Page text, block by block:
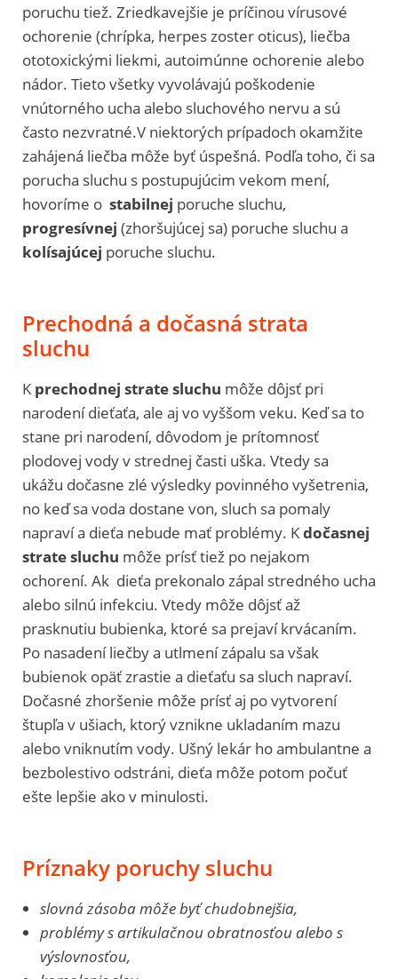
poruchu tiež. Zriedkavejšie je príčinou vírusové
ochorenie (chrípka, herpes zoster oticus), liečba
ototoxickými liekmi, autoimúnne ochorenie alebo
nádor. Tieto všetky vyvolávajú poškodenie
vnútorného ucha alebo sluchového nervu a sú
často nezvratné.V niektorých prípadoch okamžite
zahájená liečba môže byť úspešná. Podľa toho, či sa
porucha sluchu s postupujúcim vekom mení,
hovoríme o stabilnej poruche sluchu,
progresívnej (zhoršujúcej sa) poruche sluchu a
kolísajúcej poruche sluchu.
Prechodná a dočasná strata
sluchu
Kprechodnej strate sluchu môže dôjsť pri
narodení dieťaťa, ale aj vo vyššom veku. Keď sa to
stane pri narodení, dôvodom je prítomnosť
plodovej vody v strednej časti uška. Vtedy sa
ukážu dočasne zlé výsledky povinného vyšetrenia,
no keď sa voda dostane von, sluch sa pomaly
napraví a dieťa nebude mať problémy. Kdočasnej
strate sluchu môže prísť tiež po nejakom
ochorení. Ak dieťa prekonalo zápal stredného ucha
alebo silnú infekciu. Vtedy môže dôjsť až
prasknutiu bubienka, ktoré sa prejaví krvácaním.
Po nasadení liečby a utlmení zápalu sa však
bubienok opäť zrastie a dieťaťu sa sluch napraví.
Dočasné zhoršenie môže prísť aj po vytvorení
štupľa v ušiach, ktorý vznikne ukladaním mazu
alebo vniknutím vody. Ušný lekár ho ambulantne a
bezbolestivo odstráni, dieťa môže potom počuť
ešte lepšie ako v minulosti.
Príznaky poruchy sluchu
slovná zásoba môže byť chudobnejšia,
problémy s artikulačnou obratnosťou alebo s
výslovnosťou,